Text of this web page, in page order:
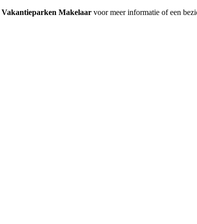
Vakantieparken Makelaar voor meer informatie of een